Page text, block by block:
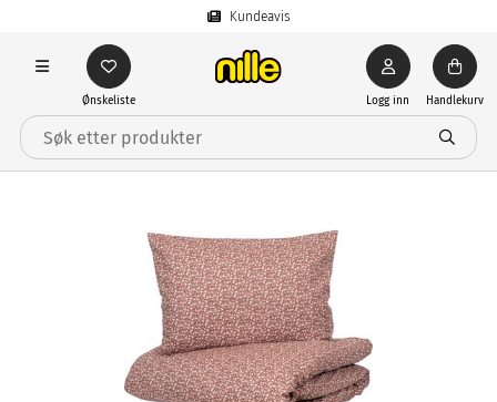
Kundeavis
Ønskeliste Logg inn Handlekurv